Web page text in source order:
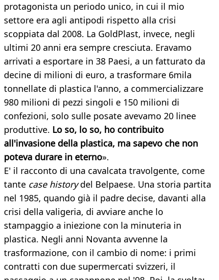
protagonista un periodo unico, in cui il mio
settore era agli antipodi rispetto alla crisi
scoppiata dal 2008. La GoldPlast, invece, negli
ultimi 20 anni era sempre cresciuta. Eravamo
arrivati a esportare in 38 Paesi, a un fatturato da
decine di milioni di euro, a trasformare 6mila
tonnellate di plastica l'anno, a commercializzare
980 milioni di pezzi singoli e 150 milioni di
confezioni, solo sulle posate avevamo 20 linee
produttive. Lo so, lo so, ho contribuito
all'invasione della plastica, ma sapevo che non
poteva durare in eterno».
E' il racconto di una cavalcata travolgente, come
tante case historydel Belpaese. Una storia partita
nel 1985, quando già il padre decise, davanti alla
crisi della valigeria, di avviare anche lo
stampaggio a iniezione con la minuteria in
plastica. Negli anni Novanta avvenne la
trasformazione, con il cambio di nome: i primi
contratti con due supermercati svizzeri, il